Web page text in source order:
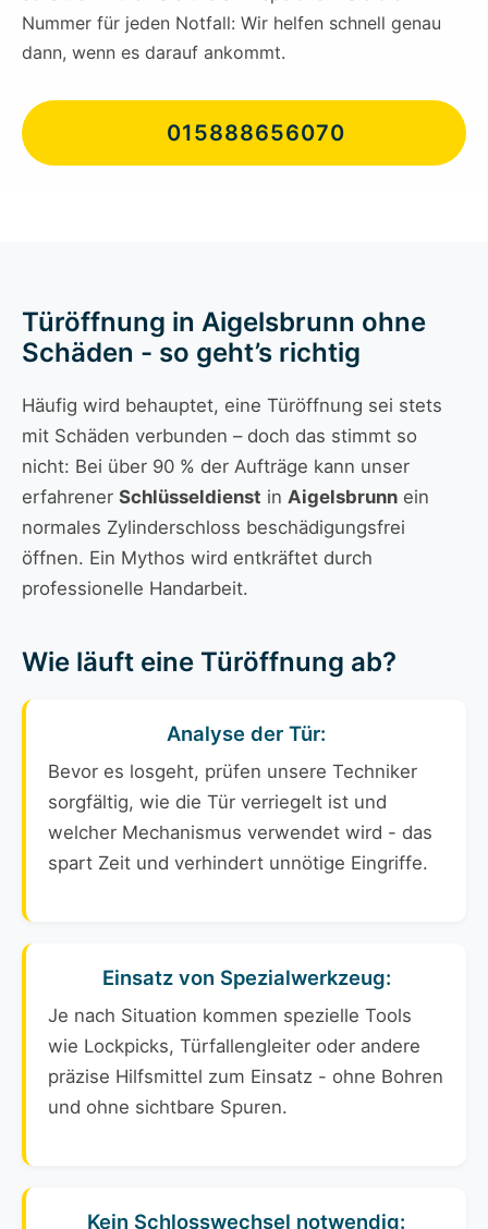
Nummer für jeden Notfall: Wir helfen schnell genau
dann, wenn es darauf ankommt.
015888656070
Türöffnung in Aigelsbrunn ohne
Schäden - so geht’s richtig
Häufig wird behauptet, eine Türöffnung sei stets
mit Schäden verbunden – doch das stimmt so
nicht: Bei über 90 % der Aufträge kann unser
erfahrener Schlüsseldienst in Aigelsbrunn ein
normales Zylinderschloss beschädigungsfrei
öffnen. Ein Mythos wird entkräftet durch
professionelle Handarbeit.
Wie läuft eine Türöffnung ab?
Analyse der Tür:
Bevor es losgeht, prüfen unsere Techniker
sorgfältig, wie die Tür verriegelt ist und
welcher Mechanismus verwendet wird - das
spart Zeit und verhindert unnötige Eingriffe.
Einsatz von Spezialwerkzeug:
Je nach Situation kommen spezielle Tools
wie Lockpicks, Türfallengleiter oder andere
präzise Hilfsmittel zum Einsatz - ohne Bohren
und ohne sichtbare Spuren.
Kein Schlosswechsel notwendig: